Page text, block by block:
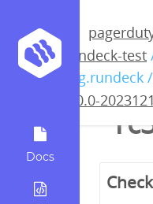
Docs
rundeck-test
org.rundeck /
5.0.0-